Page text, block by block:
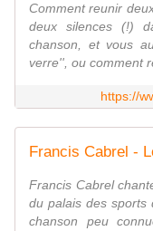
Comment reunir
deux silences (!)
chanson, et vous
verre'', ou comment
https://
Francis Cabrel
du palais des sports
chanson peu